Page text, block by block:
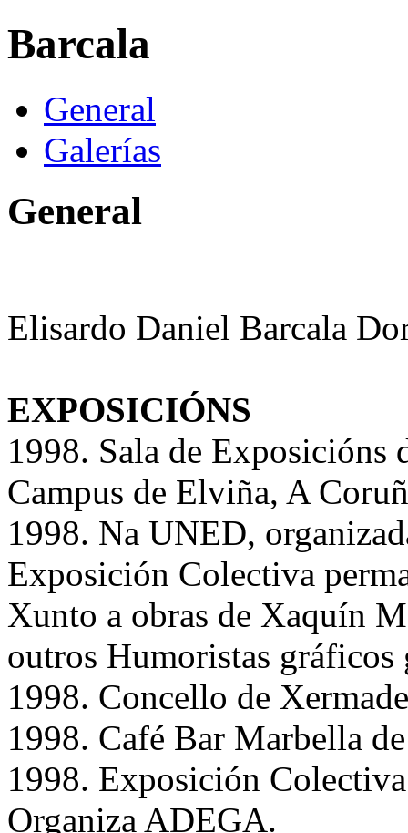
Barcala
General
Galerías
General
Elisardo Daniel Barcala
EXPOSICIÓNS
1998. Sala de Exposicións
Campus de Elviña, A
1998. Na UNED,
Exposición Colectiva
Xunto a obras de Xaquín
outros Humoristas gráficos
1998. Concello de
1998. Café Bar Marbella
1998. Exposición
Organiza ADEGA.